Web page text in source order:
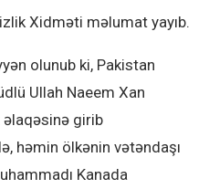
Xidməti məlumat yayıb.
olunub ki, Pakistan
Ullah Naeem Xan
girib
həmin ölkənin vətəndaşı
Kanada